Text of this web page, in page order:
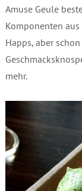
Amuse Geule
Komponenten
Happs, aber
mehr.